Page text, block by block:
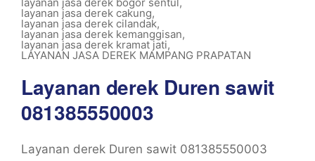
layanan jasa derek cakung,
layanan jasa derek cilandak,
layanan jasa derek kemanggisan,
layanan jasa derek kramat jati,
LAYANAN JASA DEREK MAMPANG PRAPATAN
Layanan derek Duren sawit
081385550003
Layanan derek Duren sawit 081385550003